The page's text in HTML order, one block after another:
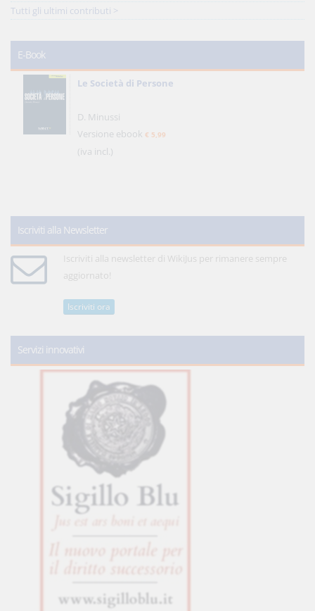
Tutti gli ultimi contributi >
E-Book
Le Società di Persone
D. Minussi
Versione ebook € 5,99
(iva incl.)
Iscriviti alla Newsletter
Iscriviti alla newsletter di WikiJus per rimanere sempre
aggiornato!
Iscriviti ora
Servizi innovativi